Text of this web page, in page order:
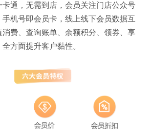
卡通，无需到店，会员关注门店公众号
手机号即会员卡，线上线下会员数据互
费、查询账单、余额积分、领券、享
方面提升客户黏性。